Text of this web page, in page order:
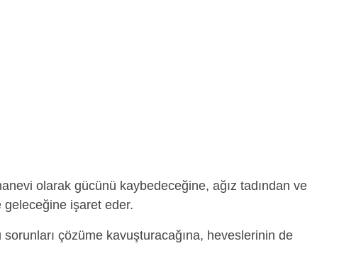
olarak gücünü kaybedeceğine, ağız tadından ve
geleceğine işaret eder.
çözüme kavuşturacağına, heveslerinin de